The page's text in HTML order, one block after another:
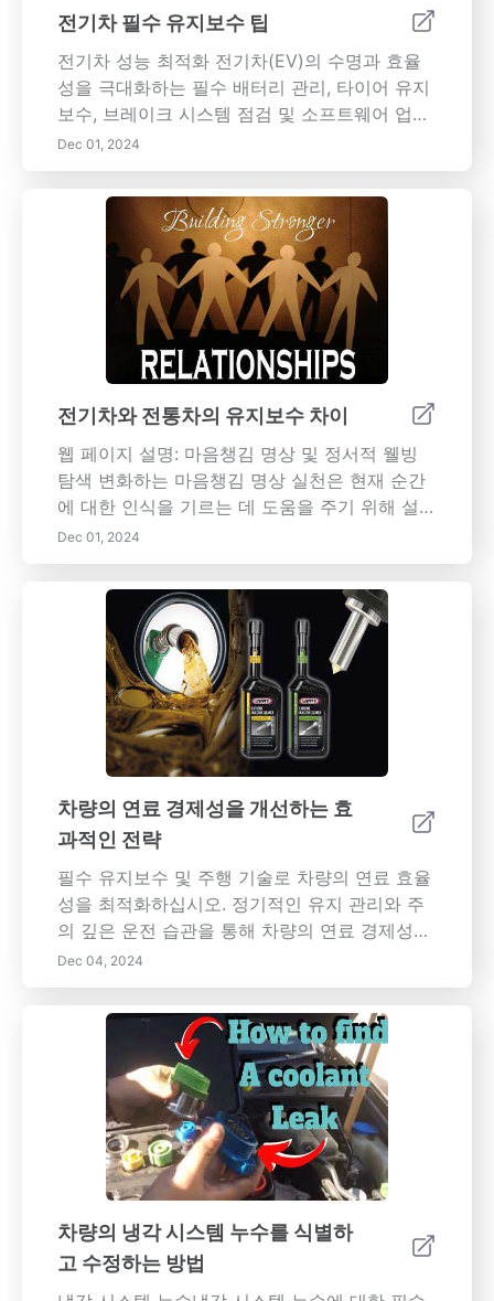
그레이드가 하는 중요한 역할을 이해하여 오늘
당신의 주행 경험을 변화시켜보세요.
전기차 필수 유지보수 팁
전기차 성능 최적화 전기차(EV)의 수명과 효율
성을 극대화하는 필수 배터리 관리, 타이어 유지
보수, 브레이크 시스템 점검 및 소프트웨어 업데
이트 방법을 알아보세요. 이 종합 가이드는 배터
리 화학의 복잡성, 최적의 충전 관행, 정기적인
유지보수 점검의 중요성을 탐구합니다. 타이어를
안전하고 성능 좋게 유지하는 방법, 브레이크 시
스템 구성 요소를 이해하고 문제 징후를 인식하
는 방법, DIY 유지보수 루틴을 설정하는 방법을
알아보세요. 소프트웨어 업데이트 및 진단 도구
에 대한 정보를 유지하여 EV를 원활하게 작동시
키십시오. 배터리 건강을 정기적으로 모니터링하
고 전문가 서비스를 이용하면 비싼 수리를 예방
하고 신뢰할 수 있는 주행 경험을 보장할 수 있습
니다. 자신의 지식을 높이고 전기차를 최상의 상
태로 유지하세요!
Dec 01, 2024
전기차와 전통차의 유지보수 차이
웹 페이지 설명: 마음챙김 명상 및 정서적 웰빙
탐색 변화하는 마음챙김 명상 실천은 현재 순간
에 대한 인식을 기르는 데 도움을 주기 위해 설계
되었습니다. 스트레스 감소, 집중력 향상 및 정서
적 웰빙 향상의 이점을 발견하세요. 고대 전통에
뿌리를 둔 이 접근 가능한 기술은 일상생활에 통
합될 수 있으며, 정신적 명확성과 삶의 도전에 대
한 회복력을 촉진합니다. 신체 건강, 사회적 연결
및 환경이 정신 건강에 미치는 영향을 포함하여
정서적 웰빙의 중요성에 대해 알아보세요. 마음
챙김 실천, 일기 쓰기 및 감사와 같은 실용적인
기술을 탐구하여 정서적 풍경을 향상시킵니다.
오늘날 삶의 복잡성을 탐색하고 효과적인 의사
소통, 신뢰 구축 및 공동 경험을 통해 더 강력한
관계를 발전시키기 위한 마음챙김의 잠재력을
열어주세요. 오늘날 전체적인 건강과 웰빙을 향
한 길을 받아들이세요!
Dec 01, 2024
차량의 연료 경제성을 개선하는 효
과적인 전략
필수 유지보수 및 주행 기술로 차량의 연료 효율
성을 최적화하십시오. 정기적인 유지 관리와 주
의 깊은 운전 습관을 통해 차량의 연료 경제성을
향상시키기 위한 핵심 전략을 탐색하십시오. 엔
진이 효율적으로 작동하도록 유지하기 위한 시
기적절한 오일 교환, 타이어 압력 점검 및 공기
필터 교체의 중요성을 알아보세요. 효과적인 연
료 시스템 청소가 성능을 방해하는 침전물을 방
지할 수 있는 방법과 연료 소비를 줄이는 데 있어
운전 스타일의 역할을 배우십시오. 매끄러운 주
행 기술을 채택하고, 무게를 최소화하며, 연료 유
형을 이해하는 것은 상당한 절약과 더 건강한 차
량으로 이어질 수 있습니다. 과도한 무게가 연료
경제성에 미치는 영향과 최신 기술 업그레이드
의 이점에 대해 설명하는 이 종합 가이드는 모든
운전자를 위한 실용적인 팁을 제공합니다. 오늘
Dec 04, 2024
차량의 냉각 시스템 누수를 식별하
고 수정하는 방법